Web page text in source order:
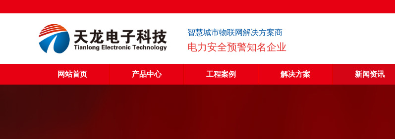
智慧城市物联网解决方案商
电力安全预警知名企业
网站首页 产品中心 工程案例 解决方案 新闻资讯